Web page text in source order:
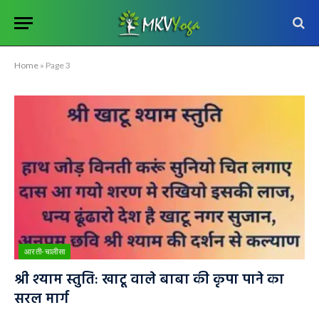
Home » Page 3
आरती-चालीसा
श्री श्याम स्तुति: खाटू वाले बाबा की कृपा पाने का
सरल मार्ग